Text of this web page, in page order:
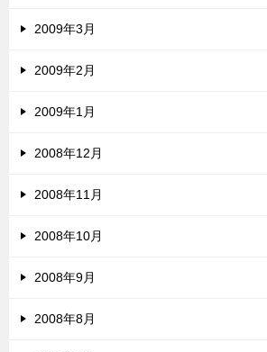
2009年3月
2009年2月
2009年1月
2008年12月
2008年11月
2008年10月
2008年9月
2008年8月